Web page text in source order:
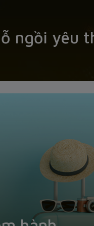
ngồi yêu